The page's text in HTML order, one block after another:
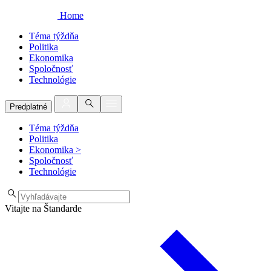
Home
Téma týždňa
Politika
Ekonomika
Spoločnosť
Technológie
Predplatné
Téma týždňa
Politika
Ekonomika >
Spoločnosť
Technológie
Vitajte na Štandarde